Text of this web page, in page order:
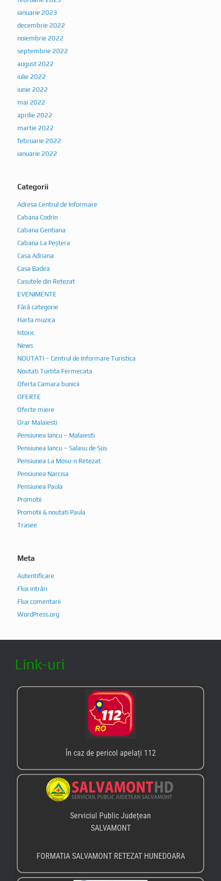
ianuarie 2023
decembrie 2022
noiembrie 2022
septembrie 2022
august 2022
iulie 2022
iunie 2022
mai 2022
aprilie 2022
martie 2022
februarie 2022
ianuarie 2022
Categorii
Adresa Centrul de Informare
Cabana Codrin
Cabana Gentiana
Cabana La Peștera
Casa Adriana
Casa Badea
Casutele din Retezat
EVENIMENTE
Fără categorie
Harta muzica
Istoric
News
NOUTATI – Centrul de Informare Turistica
Noutati Turtita Fermecata
Oferta Camara bunicii
OFERTE
Oferte miere
Orar Malaiesti
Pensiunea Iancu – Malaiesti
Pensiunea Iancu – Salasu de Sus
Pensiunea La Mosu-n Retezat
Pensiunea Narcisa
Pensiunea Paula
Promotii
Promotii & noutati Paula
Trasee
Meta
Autentificare
Flux intrări
Flux comentarii
WordPress.org
Link-uri
În caz de pericol apelați 112
Serviciul Public Județean
SALVAMONT
FORMATIA SALVAMONT RETEZAT HUNEDOARA